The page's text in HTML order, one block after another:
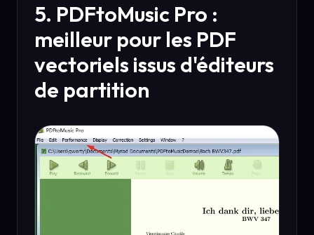
5. PDFtoMusic Pro :
meilleur pour les PDF
vectoriels issus d'éditeurs
de partition